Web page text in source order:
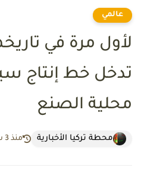
عالمي
لأول مرة في
تدخل خط إنتاج
محلية الصنع
محطة تركيا الأخبارية منذ 3 سنة